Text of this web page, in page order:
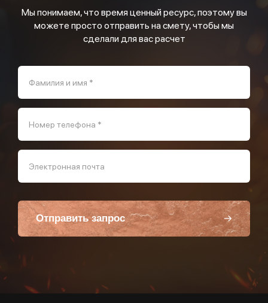
Мы понимаем, что время ценный ресурс, поэтому вы
можете просто отправить на смету, чтобы мы
сделали для вас расчет
Фамилия и имя *
Номер телефона *
Электронная почта
Отправить запрос